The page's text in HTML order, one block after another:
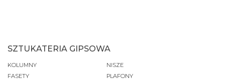
SZTUKATERIA GIPSOWA
KOLUMNY
FASETY
NISZE
PLAFONY